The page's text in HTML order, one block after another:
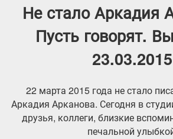
Не стало Аркадия
Пусть говорят.
23.03.2015
22 марта 2015 года не стало
Аркадия Арканова. Сегодня в
друзья, коллеги, близкие
печальной